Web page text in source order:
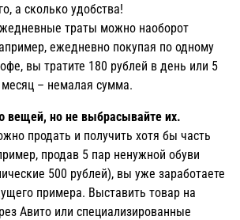
а сколько удобства!
траты можно наоборот
ежедневно покупая по одному
вы тратите 180 рублей в день или 5
– немалая сумма.
вещей, но не выбрасывайте их.
продать и получить хотя бы часть
продав 5 пар ненужной обуви
500 рублей), вы уже заработаете
примера. Выставить товар на
Авито или специализированные